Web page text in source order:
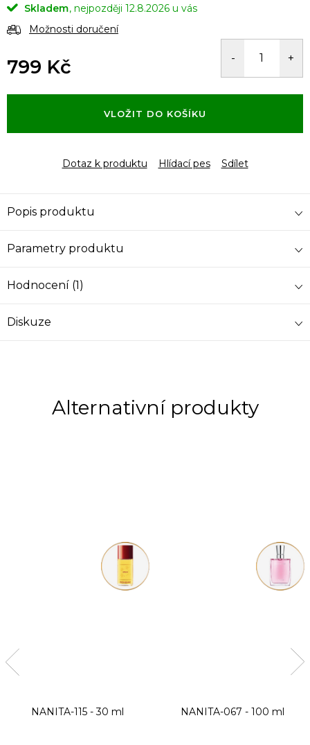
Skladem
12.8.2026
Možnosti doručení
799 Kč
cena:
VLOŽIT DO KOŠÍKU
Dotaz k produktu Hlídací pes Sdílet
Popis produktu
Parametry produktu
Hodnocení (1)
Diskuze
NANITA-115 - 30 ml NANITA-067 - 100 ml